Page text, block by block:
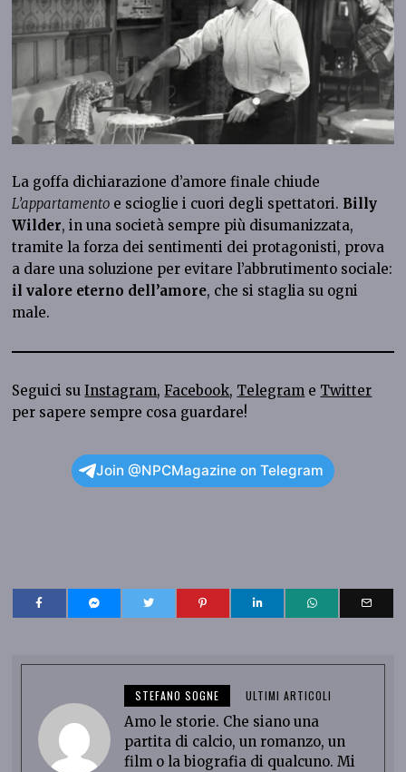
La goffa dichiarazione d’amore finale chiude
L’appartamento e scioglie i cuori degli spettatori. Billy
Wilder, in una società sempre più disumanizzata,
tramite la forza dei sentimenti dei protagonisti, prova
a dare una soluzione per evitare l’abbrutimento sociale:
il valore eterno dell’amore, che si staglia su ogni
male.
Seguici suInstagram,Facebook, Telegram e Twitter
per sapere sempre cosa guardare!
Join @NPCMagazine on Telegram
STEFANO SOGNE ULTIMI ARTICOLI
Amo le storie. Che siano una
partita di calcio, un romanzo, un
film o la biografia di qualcuno. Mi